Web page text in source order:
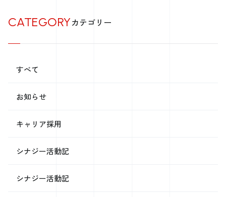
どう行動するのか？そしてそのリターンはどのぐらいか？をしっかり考
では投資ではなく消費と同じです。消費が悪いわけではありませんが、
使いましょう。 将来が不安だからとにかく貯金して定年までに1000
ないようです。 い 日本総合研究所の調査によると、70歳以上で亡くな
った方の相続資産額は、平均で3354万円です。何故こんなに資産を抱え
でしょうがこの平均から考えれば残すというより使えなくて残っている
本当に不思議なものだと思います。 最後にお金に直接関係がある話で
かったらと思う。その日その日の食がないと、食って行かれたらと思
CATEGORYカテゴリー
すべて
お知らせ
キャリア採用
シナジー活動記
シナジー活動記